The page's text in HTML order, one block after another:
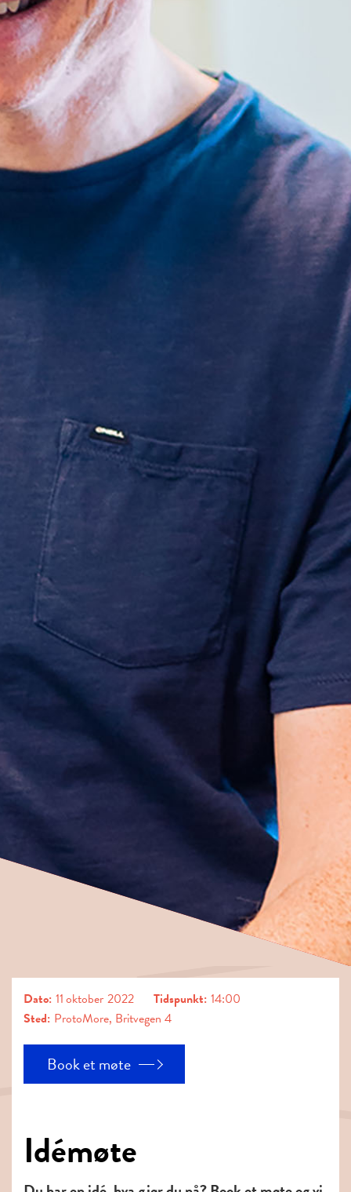
Dato: 11oktober 2022 Tidspunkt: 14:00
Sted: ProtoMore, Britvegen 4
Book et møte
Idémøte